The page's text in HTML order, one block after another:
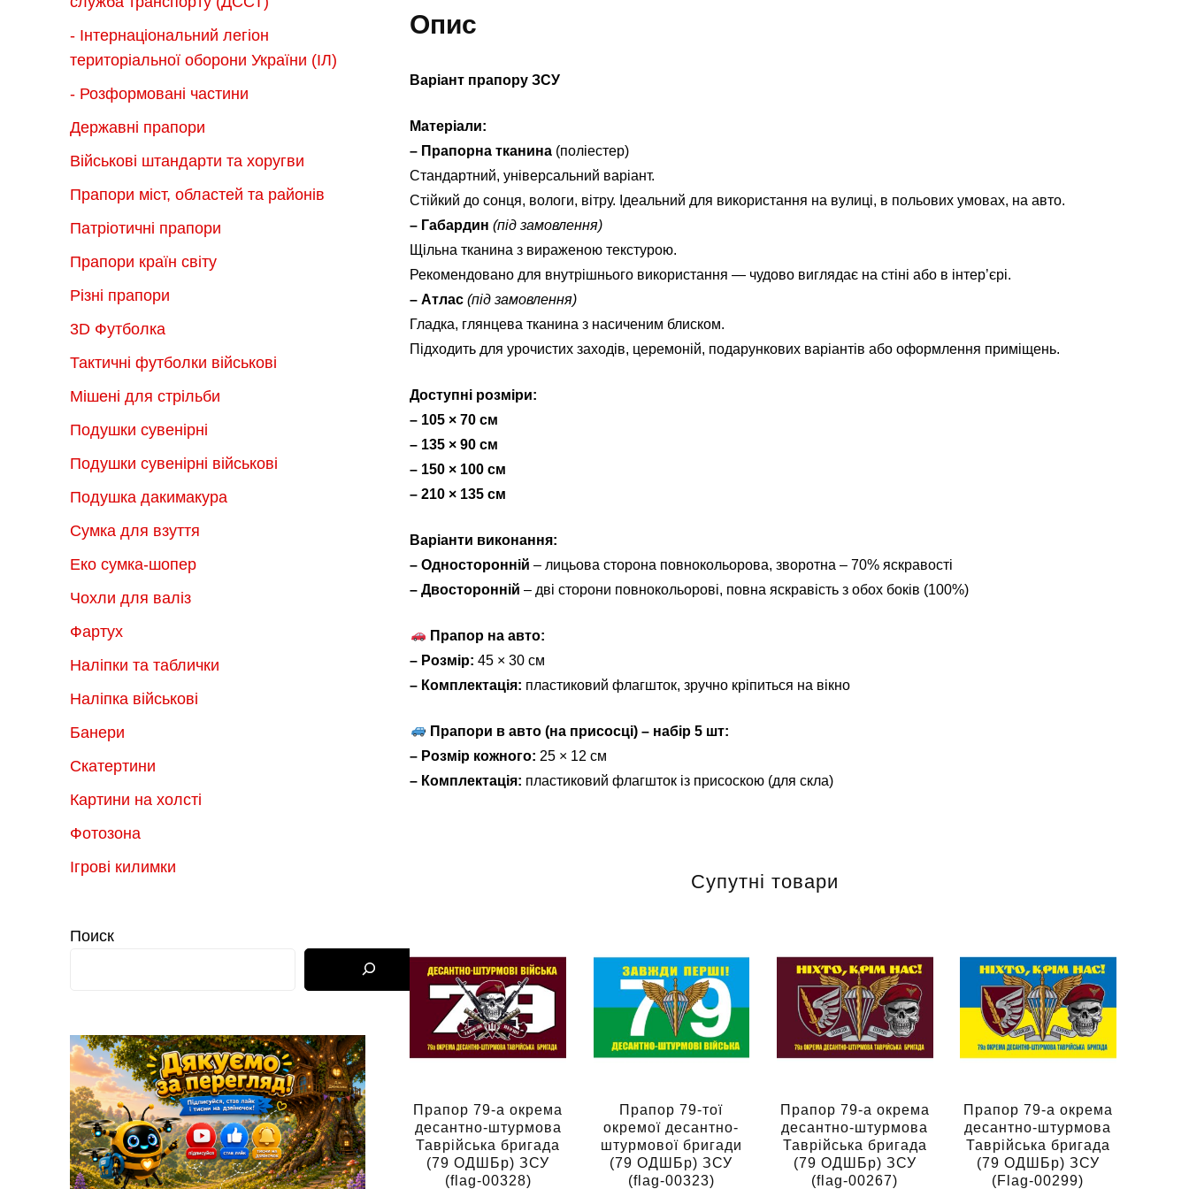
Опис
Варіант прапору ЗСУ
Матеріали:
– Прапорна тканина (поліестер)
Стандартний, універсальний варіант.
Стійкий до сонця, вологи, вітру. Ідеальний для використання на вулиці, в польових умовах, на авто.
– Габардин (під замовлення)
Щільна тканина з вираженою текстурою.
Рекомендовано для внутрішнього використання — чудово виглядає на стіні або в інтер’єрі.
– Атлас (під замовлення)
Гладка, глянцева тканина з насиченим блиском.
Підходить для урочистих заходів, церемоній, подарункових варіантів або оформлення приміщень.
Доступні розміри:
– 105 × 70 см
– 135 × 90 см
– 150 × 100 см
– 210 × 135 см
Варіанти виконання:
– Односторонній – лицьова сторона повнокольорова, зворотна – 70% яскравості
– Двосторонній – дві сторони повнокольорові, повна яскравість з обох боків (100%)
Прапор на авто:
– Розмір: 45 × 30 см
– Комплектація: пластиковий флагшток, зручно кріпиться на вікно
Прапори в авто (на присосці) – набір 5 шт:
– Розмір кожного: 25 × 12 см
– Комплектація: пластиковий флагшток із присоскою (для скла)
Супутні товари
Прапор 79-а окрема
десантно-штурмова
Таврійська бригада
(79 ОДШБр) ЗСУ
(flag-00328)
Прапор 79-тої
окремої десантно-
штурмової бригади
(79 ОДШБр) ЗСУ
(flag-00323)
Прапор 79-а окрема
десантно-штурмова
Таврійська бригада
(79 ОДШБр) ЗСУ
(flag-00267)
Прапор 79-а окрема
десантно-штурмова
Таврійська бригада
(79 ОДШБр) ЗСУ
(Flag-00299)
- Інтернаціональний легіон
територіальної оборони України (ІЛ)
- Розформовані частини
Державні прапори
Військові штандарти та хоругви
Прапори міст, областей та районів
Патріотичні прапори
Прапори країн світу
Різні прапори
3D Футболка
Тактичні футболки військові
Мішені для стрільби
Подушки сувенірні
Подушки сувенірні військові
Подушка дакимакура
Сумка для взуття
Еко сумка-шопер
Чохли для валіз
Фартух
Наліпки та таблички
Наліпка військові
Банери
Скатертини
Картини на холсті
Фотозона
Ігрові килимки
Поиск